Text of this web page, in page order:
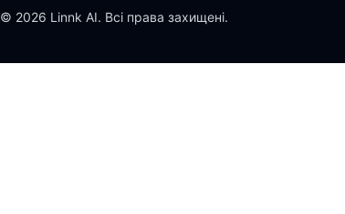
© 2026 Linnk AI. Всі права захищені.